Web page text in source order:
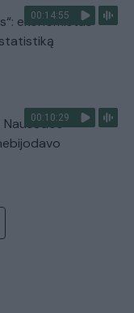
00:14:55
ekonomistas
00:10:29